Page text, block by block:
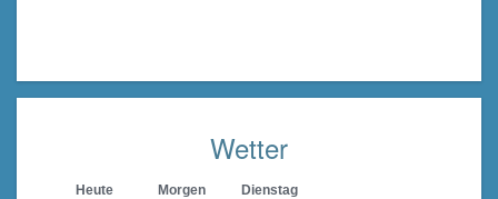
Wetter
Heute Morgen Dienstag